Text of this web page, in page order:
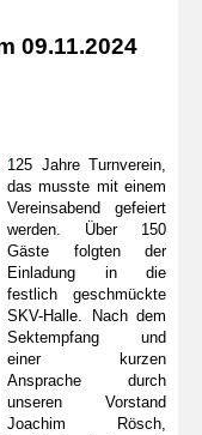
09.11.2024
125 Jahre Turnverein,
das musste mit einem
Vereinsabend gefeiert
werden. Über 150
Gäste folgten der
Einladung in die
festlich geschmückte
SKV-Halle. Nach dem
Sektempfang und
einer kurzen
Ansprache durch
unseren Vorstand
Joachim Rösch,